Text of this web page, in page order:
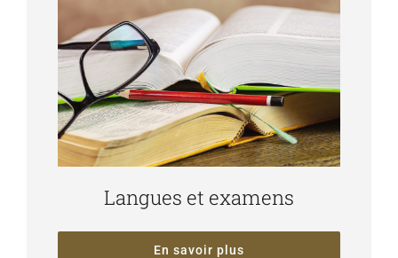
Langues et examens
En savoir plus